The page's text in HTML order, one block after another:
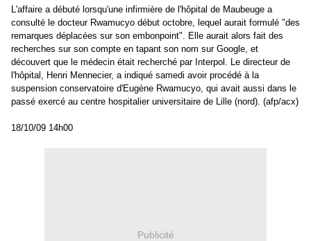
L'affaire a débuté lorsqu'une infirmière de l'hôpital de Maubeuge a
consulté le docteur Rwamucyo début octobre, lequel aurait formulé "des
remarques déplacées sur son embonpoint". Elle aurait alors fait des
recherches sur son compte en tapant son nom sur Google, et
découvert que le médecin était recherché par Interpol. Le directeur de
l'hôpital, Henri Mennecier, a indiqué samedi avoir procédé à la
suspension conservatoire d'Eugène Rwamucyo, qui avait aussi dans le
passé exercé au centre hospitalier universitaire de Lille (nord). (afp/acx)
18/10/09 14h00
Publicité